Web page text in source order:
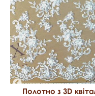
Полотно з 3D